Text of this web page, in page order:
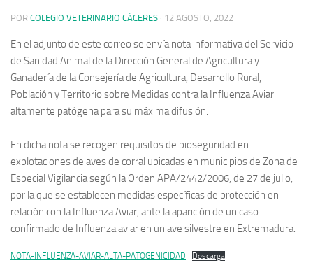
POR COLEGIO VETERINARIO CÁCERES · 12 AGOSTO, 2022
En el adjunto de este correo se envía nota informativa del Servicio
de Sanidad Animal de la Dirección General de Agricultura y
Ganadería de la Consejería de Agricultura, Desarrollo Rural,
Población y Territorio sobre Medidas contra la Influenza Aviar
altamente patógena para su máxima difusión.
En dicha nota se recogen requisitos de bioseguridad en
explotaciones de aves de corral ubicadas en municipios de Zona de
Especial Vigilancia según la Orden APA/2442/2006, de 27 de julio,
por la que se establecen medidas específicas de protección en
relación con la Influenza Aviar, ante la aparición de un caso
confirmado de Influenza aviar en un ave silvestre en Extremadura.
NOTA-INFLUENZA-AVIAR-ALTA-PATOGENICIDAD Descarga